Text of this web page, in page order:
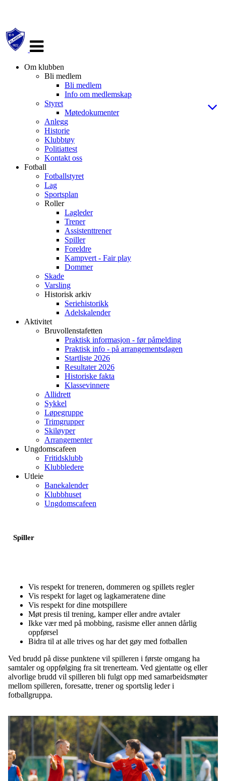
navigasjon
Om klubben
Bli medlem
Bli medlem
Info om medlemskap
Styret
Møtedokumenter
Anlegg
Historie
Klubbtøy
Politiattest
Kontakt oss
Fotball
Fotballstyret
Lag
Sportsplan
Roller
Lagleder
Trener
Assistenttrener
Spiller
Foreldre
Kampvert - Fair play
Dommer
Skade
Varsling
Historisk arkiv
Seriehistorikk
Adelskalender
Aktivitet
Bruvollenstafetten
Praktisk informasjon - før påmelding
Praktisk info - på arrangementsdagen
Startliste 2026
Resultater 2026
Historiske fakta
Klassevinnere
Allidrett
Sykkel
Løpegruppe
Trimgrupper
Skiløyper
Arrangementer
Ungdomscafeen
Fritidsklubb
Klubbledere
Utleie
Banekalender
Klubbhuset
Ungdomscafeen
Spiller
Vis respekt for treneren, dommeren og spillets regler
Vis respekt for laget og lagkameratene dine
Vis respekt for dine motspillere
Møt presis til trening, kamper eller andre avtaler
Ikke vær med på mobbing, rasisme eller annen dårlig
oppførsel
Bidra til at alle trives og har det gøy med fotballen
Ved brudd på disse punktene vil spilleren i første omgang ha
samtaler og oppfølging fra sit trenerteam. Ved gjentatte og eller
alvorlige brudd vil spilleren bli fulgt opp med samarbeidsmøter
mellom spilleren, foresatte, trener og sportslig leder i
fotballgruppa.